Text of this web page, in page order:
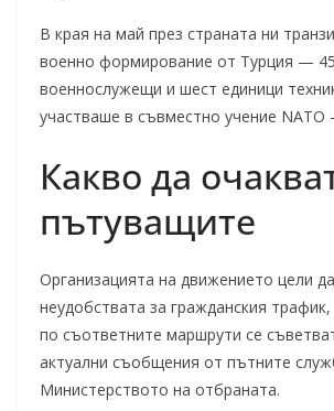
В края на май през страната ни
военно формирование от Турция — 45
военнослужещи и шест единици
участваше в съвместно учение NATO
Какво да
пътуващите
Организацията на движението цели
неудобствата за гражданския
по съответните маршрути се
актуални съобщения от пътните
Министерството на отбраната.